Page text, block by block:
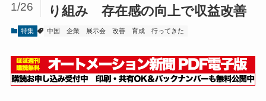
り組み 存在感の向上で収益改善
1/26
特集 中国 企業 展示会 改善 育成 行ってきた